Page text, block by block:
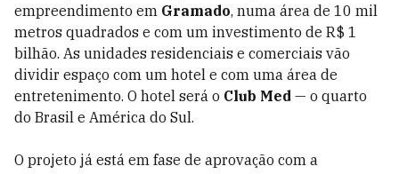
empreendimento em Gramado, numa área de 10 mil
metros quadrados e com um investimento de R$ 1
bilhão. As unidades residenciais e comerciais vão
dividir espaço com um hotel e com uma área de
entretenimento. O hotel será o Club Med — o quarto
do Brasil e América do Sul.
O projeto já está em fase de aprovação com a